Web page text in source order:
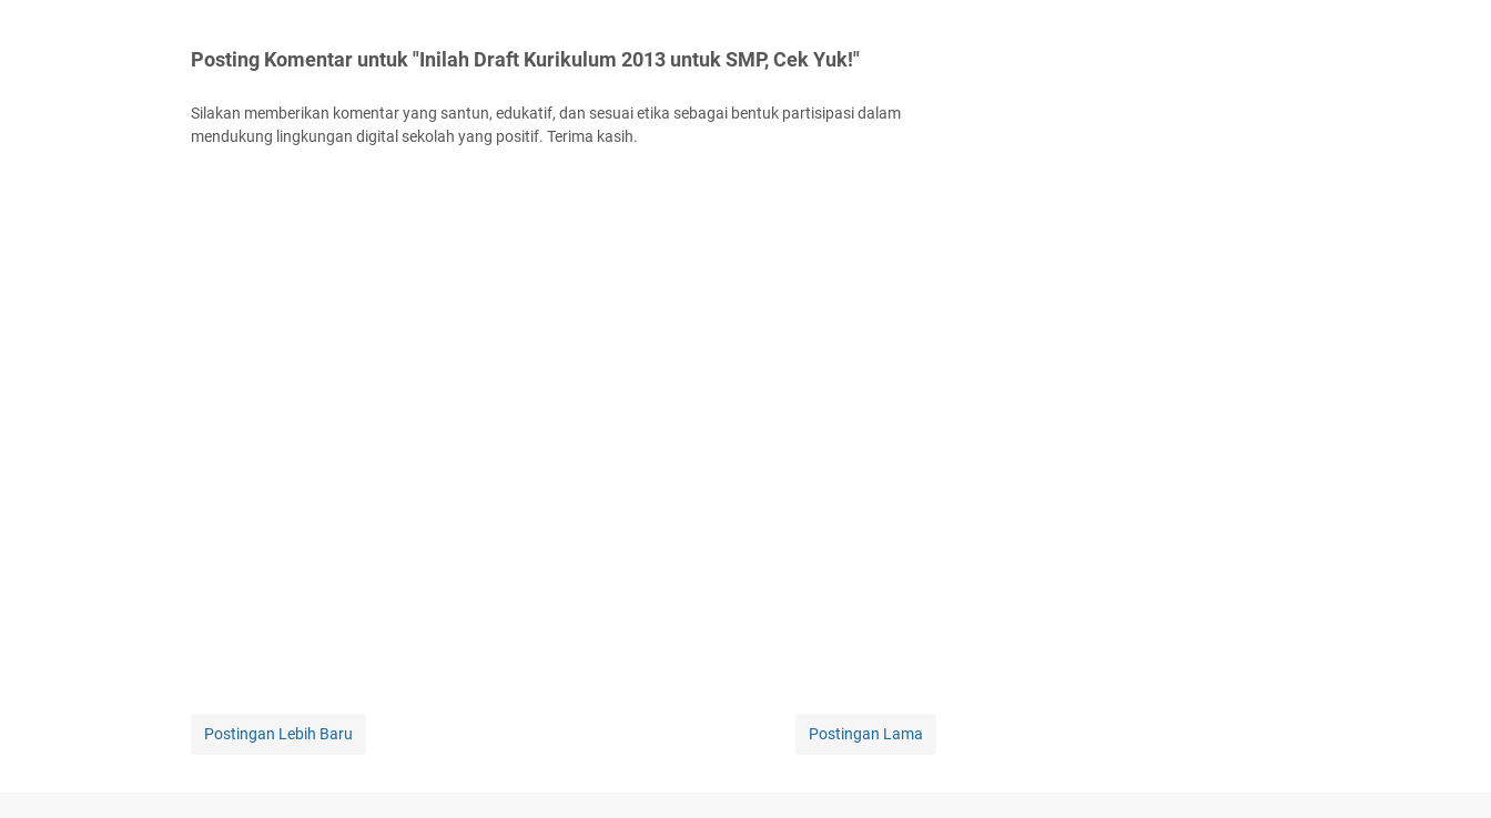
Posting Komentar untuk "Inilah Draft Kurikulum 2013 untuk SMP, Cek Yuk!"
Silakan memberikan komentar yang santun, edukatif, dan sesuai etika sebagai bentuk partisipasi dalam
mendukung lingkungan digital sekolah yang positif. Terima kasih.
Postingan Lebih Baru Postingan Lama